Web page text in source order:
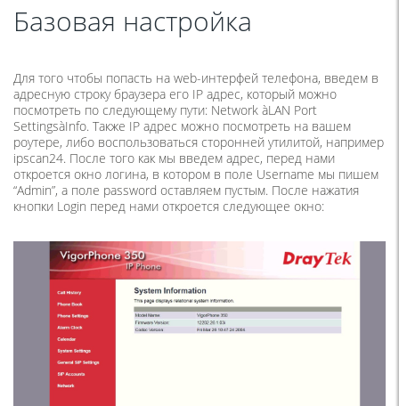
Базовая настройка
Для того чтобы попасть на web-интерфей телефона, введем в
адресную строку браузера его IP адрес, который можно
посмотреть по следующему пути: Network àLAN Port
SettingsàInfo. Также IP адрес можно посмотреть на вашем
роутере, либо воспользоваться сторонней утилитой, например
ipscan24. После того как мы введем адрес, перед нами
откроется окно логина, в котором в поле Username мы пишем
“Admin”, а поле password оставляем пустым. После нажатия
кнопки Login перед нами откроется следующее окно: